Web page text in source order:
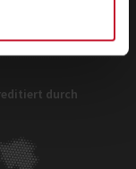
durch